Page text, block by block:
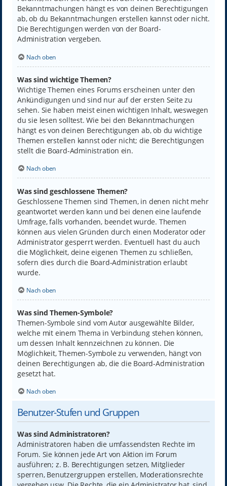
Bekanntmachungen hängt es von deinen Berechtigungen
ab, ob du Bekanntmachungen erstellen kannst oder nicht.
Die Berechtigungen werden von der Board-
Administration vergeben.
Nach oben
Was sind wichtige Themen?
Wichtige Themen eines Forums erscheinen unter den
Ankündigungen und sind nur auf der ersten Seite zu
sehen. Sie haben meist einen wichtigen Inhalt, weswegen
du sie lesen solltest. Wie bei den Bekanntmachungen
hängt es von deinen Berechtigungen ab, ob du wichtige
Themen erstellen kannst oder nicht; die Berechtigungen
stellt die Board-Administration ein.
Nach oben
Was sind geschlossene Themen?
Geschlossene Themen sind Themen, in denen nicht mehr
geantwortet werden kann und bei denen eine laufende
Umfrage, falls vorhanden, beendet wurde. Themen
können aus vielen Gründen durch einen Moderator oder
Administrator gesperrt werden. Eventuell hast du auch
die Möglichkeit, deine eigenen Themen zu schließen,
sofern dies durch die Board-Administration erlaubt
wurde.
Nach oben
Was sind Themen-Symbole?
Themen-Symbole sind vom Autor ausgewählte Bilder,
welche mit einem Thema in Verbindung stehen können,
um dessen Inhalt kennzeichnen zu können. Die
Möglichkeit, Themen-Symbole zu verwenden, hängt von
deinen Berechtigungen ab, die die Board-Administration
gesetzt hat.
Nach oben
Benutzer-Stufen und Gruppen
Was sind Administratoren?
Administratoren haben die umfassendsten Rechte im
Forum. Sie können jede Art von Aktion im Forum
ausführen; z. B. Berechtigungen setzen, Mitglieder
sperren, Benutzergruppen erstellen, Moderationsrechte